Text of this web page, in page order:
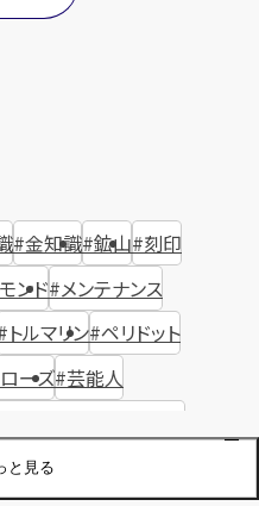
と見る
金知識 鉱山 刻印
ンド メンテナンス
トルマリン ペリドット
ーズ 芸能人
ピゲ